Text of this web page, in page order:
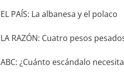
EL PAÍS: La albanesa y el polaco
LA RAZÓN: Cuatro pesos
ABC: ¿Cuánto escándalo